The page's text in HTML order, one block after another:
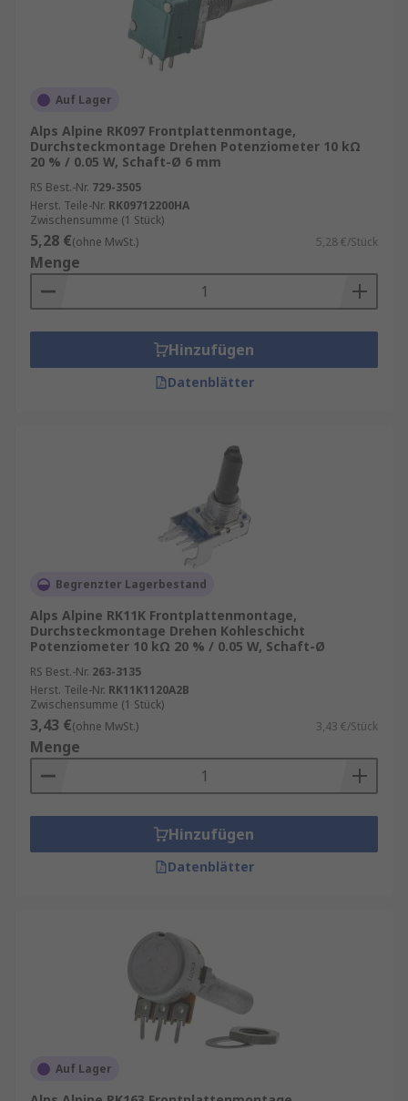
Auf Lager
Alps Alpine RK097 Frontplattenmontage,
Durchsteckmontage Drehen Potenziometer 10 kΩ
20 % / 0.05 W, Schaft-Ø 6 mm
RS Best.-Nr. 729-3505
Herst. Teile-Nr. RK09712200HA
Zwischensumme (1 Stück)
5,28 €(ohne MwSt.) 5,28 €/Stück
Menge
Hinzufügen
Datenblätter
Begrenzter Lagerbestand
Alps Alpine RK11K Frontplattenmontage,
Durchsteckmontage Drehen Kohleschicht
Potenziometer 10 kΩ 20 % / 0.05 W, Schaft-Ø
RS Best.-Nr. 263-3135
Herst. Teile-Nr. RK11K1120A2B
Zwischensumme (1 Stück)
3,43 €(ohne MwSt.) 3,43 €/Stück
Menge
Hinzufügen
Datenblätter
Auf Lager